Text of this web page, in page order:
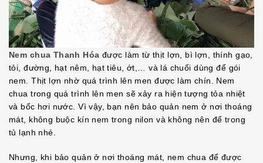
Nem chua Thanh Hóa được làm từ thịt lợn, bì lợn, thính gạo,
tỏi, đường, hạt nêm, hạt tiêu, ớt,… và lá chuối dùng để gói
nem. Thịt lợn nhờ quá trình lên men được làm chín. Nem
chua trong quá trình lên men sẽ xảy ra hiện tượng tỏa nhiệt
và bốc hơi nước. Vì vậy, bạn nên bảo quản nem ở nơi thoáng
mát, không buộc kín nem trong nilon và không nên để trong
tủ lạnh nhé.
Nhưng, khi bảo quản ở nơi thoáng mát, nem chua để được